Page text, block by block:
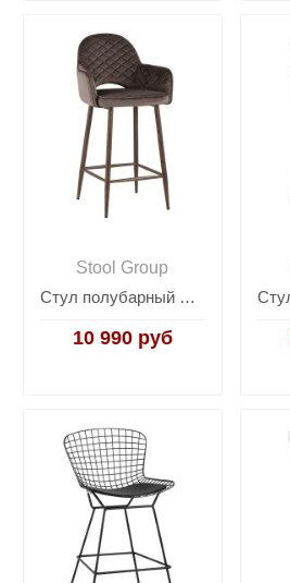
Stool Group
Стул полубарный Венера диамант велюр коричневый
10 990 руб